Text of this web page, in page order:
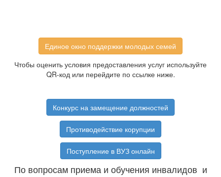
Единое окно поддержки молодых семей
Чтобы оценить условия предоставления услуг используйте
QR-код или перейдите по ссылке ниже.
Конкурс на замещение должностей
Противодействие корупции
Поступление в ВУЗ онлайн
По вопросам приема и обучения инвалидов и